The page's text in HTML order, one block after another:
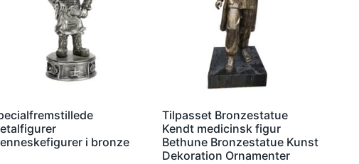
i bronze
Tilpasset Bronzestatue
Kendt medicinsk figur
Bethune Bronzestatue Kunst
Dekoration Ornamenter